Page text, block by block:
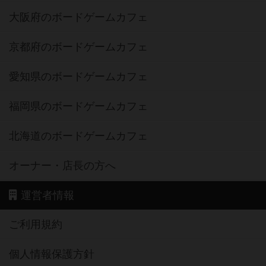
大阪府のボードゲームカフェ
京都府のボードゲームカフェ
愛知県のボードゲームカフェ
福岡県のボードゲームカフェ
北海道のボードゲームカフェ
オーナー・店長の方へ
運営者情報
ご利用規約
個人情報保護方針